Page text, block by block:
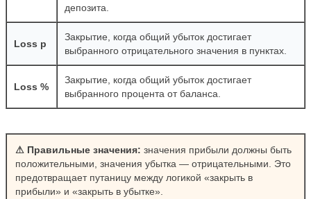
депозита.
Loss p
Закрытие, когда общий убыток достигает
выбранного отрицательного значения в пунктах.
Loss %
Закрытие, когда общий убыток достигает
выбранного процента от баланса.
⚠ Правильные значения: значения прибыли должны быть
положительными, значения убытка — отрицательными. Это
предотвращает путаницу между логикой «закрыть в
прибыли» и «закрыть в убытке».